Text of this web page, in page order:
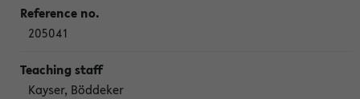
205041
Kayser, Böddeker